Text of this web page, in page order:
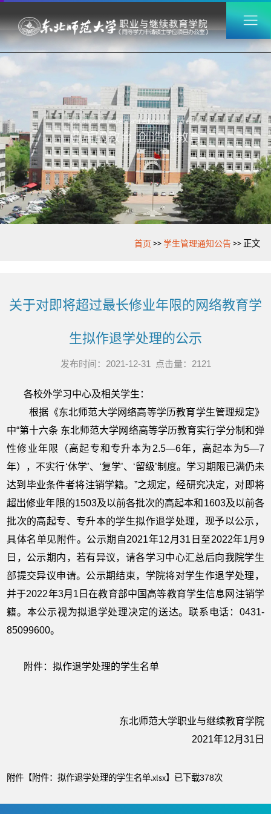
首页 >>学生管理通知公告>> 正文
关于对即将超过最长修业年限的网络教育学
生拟作退学处理的公示
发布时间：2021-12-31 点击量： 2121
各校外学习中心及相关学生：
根据《东北师范大学网络高等学历教育学生管理规定》
中“第十六条 东北师范大学网络高等学历教育实行学分制和弹
性修业年限（高起专和专升本为2.5—6年，高起本为5—7
年），不实行‘休学’、‘复学’、‘留级’制度。学习期限已满仍未
达到毕业条件者将注销学籍。”之规定，经研究决定，对即将
超出修业年限的1503及以前各批次的高起本和1603及以前各
批次的高起专、专升本的学生拟作退学处理，现予以公示，
具体名单见附件。公示期自2021年12月31日至2022年1月9
日，公示期内，若有异议，请各学习中心汇总后向我院学生
部提交异议申请。公示期结束，学院将对学生作退学处理，
并于2022年3月1日在教育部中国高等教育学生信息网注销学
籍。本公示视为拟退学处理决定的送达。联系电话：0431-
85099600。
附件：拟作退学处理的学生名单
东北师范大学职业与继续教育学院
2021年12月31日
附件【附件：拟作退学处理的学生名单.xlsx】已下载378次